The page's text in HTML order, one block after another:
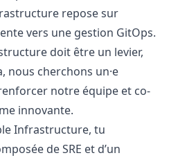
repose sur
vers une gestion GitOps.
doit être un levier,
nous cherchons un·e
notre équipe et co-
innovante.
Infrastructure, tu
de SRE et d’un